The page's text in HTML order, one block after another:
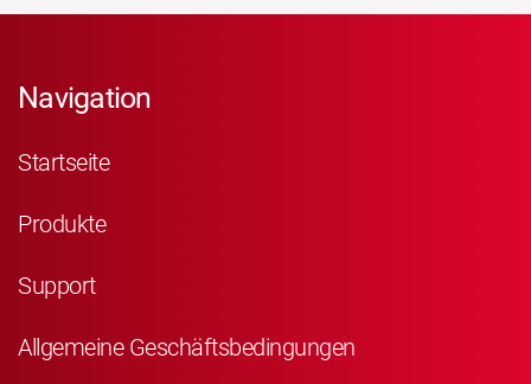
Navigation
Startseite
Produkte
Support
Allgemeine Geschäftsbedingungen